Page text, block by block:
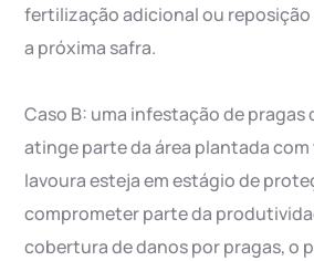
fertilização adicional ou reposição
a próxima safra.
Caso B: uma infestação de pragas
atinge parte da área plantada com
lavoura esteja em estágio de
comprometer parte da
cobertura de danos por pragas, o